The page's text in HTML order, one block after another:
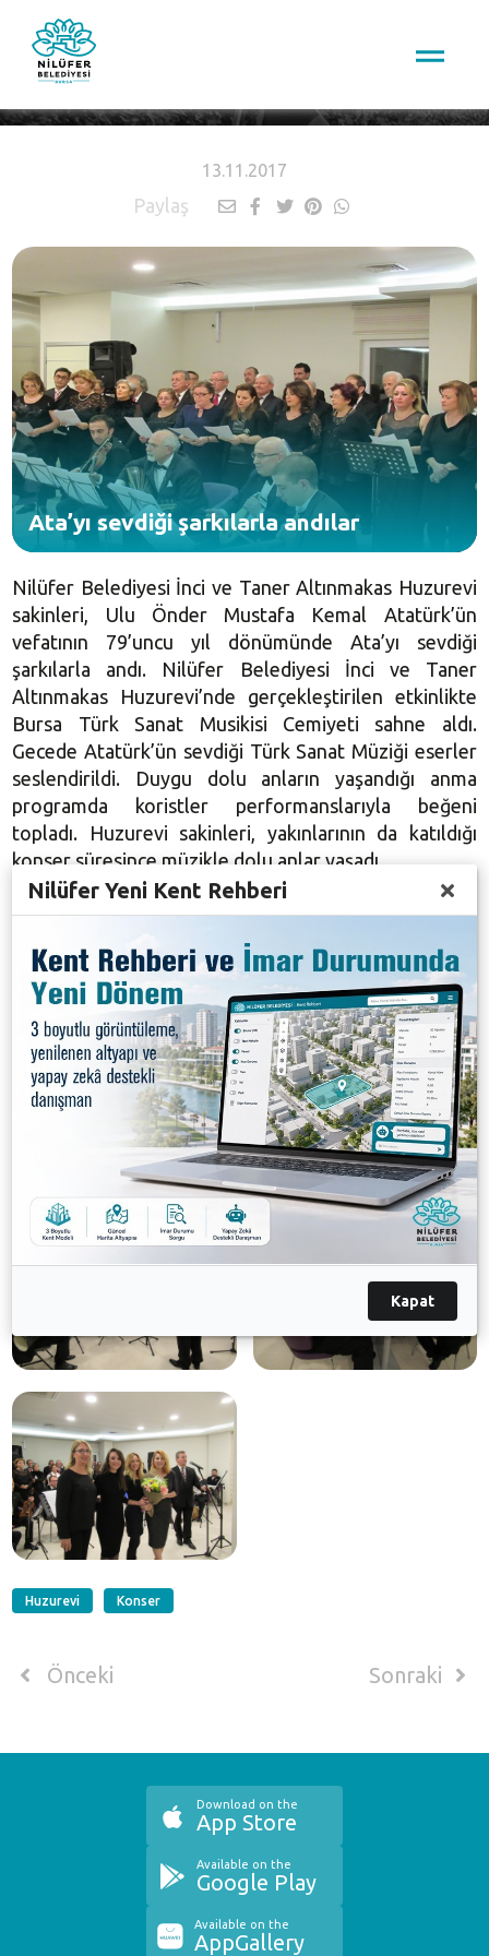
13.11.2017
Paylaş
Ata’yı sevdiği şarkılarla andılar
Nilüfer Belediyesi İnci ve Taner Altınmakas Huzurevi
sakinleri, Ulu Önder Mustafa Kemal Atatürk’ün
vefatının 79’uncu yıl dönümünde Ata’yı sevdiği
şarkılarla andı. Nilüfer Belediyesi İnci ve Taner
Altınmakas Huzurevi’nde gerçekleştirilen etkinlikte
Bursa Türk Sanat Musikisi Cemiyeti sahne aldı.
Gecede Atatürk’ün sevdiği Türk Sanat Müziği eserler
seslendirildi. Duygu dolu anların yaşandığı anma
programda koristler performanslarıyla beğeni
topladı. Huzurevi sakinleri, yakınlarının da katıldığı
konser süresince müzikle dolu anlar yaşadı.
Galeri
Huzurevi Konser
Önceki Sonraki
Download on the
App Store
Available on the
Google Play
Available on the
AppGallery
Nilüfer Yeni Kent Rehberi
Kapat